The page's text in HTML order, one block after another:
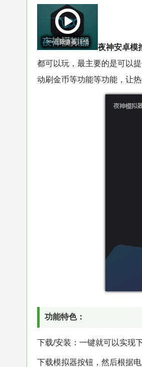
>>点我查看详情
夜神安卓模
都可以玩，最主要的是可以
动刷金币等功能等功能，让
功能特色：
下载/安装：一键就可以实现
下载模拟器按钮，然后根据